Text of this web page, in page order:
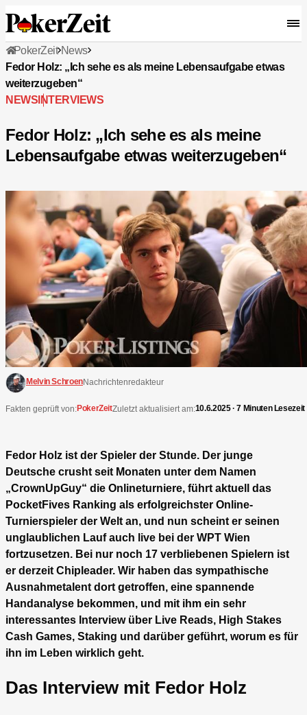
PokerZeit News
Fedor Holz: „Ich sehe es als meine Lebensaufgabe etwas
weiterzugeben“
NEWS INTERVIEWS
Fedor Holz: „Ich sehe es als meine
Lebensaufgabe etwas weiterzugeben“
Melvin SchroenNachrichtenredakteur
Fakten geprüft von:PokerZeitZuletzt aktualisiert am:10.6.2025 · 7 Minuten Lesezeit
Fedor Holz ist der Spieler der Stunde. Der junge
Deutsche crusht seit Monaten unter dem Namen
„CrownUpGuy“ die Onlineturniere, führt aktuell das
PocketFives Ranking als erfolgreichster Online-
Turnierspieler der Welt an, und nun scheint er seinen
unglaublichen Lauf auch live bei der WPT Wien
fortzusetzen. Bei nur noch 17 verbliebenen Spielern ist
er derzeit Chipleader. Wir haben das sympathische
Ausnahmetalent dort getroffen, eine spannende
Handanalyse bekommen, und mit ihm ein sehr
interessantes Interview über Live Reads, High Stakes
Cash Games, Staking und darüber geführt, worum es für
ihn im Leben wirklich geht.
Das Interview mit Fedor Holz